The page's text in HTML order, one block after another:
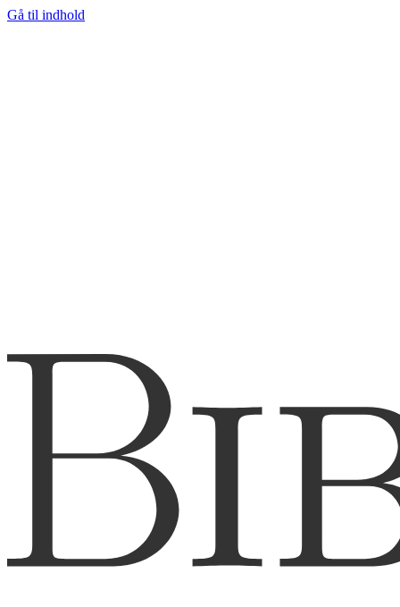
Gå til indhold